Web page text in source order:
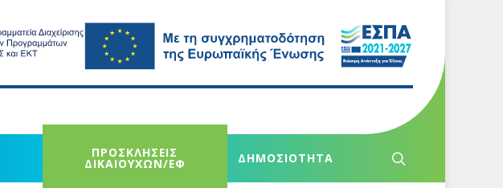
ΠΡΟΣΚΛΗΣΕΙΣ
ΔΙΚΑΙΟΥΧΩΝ/ΕΦ ΔΗΜΟΣΙΟΤΗΤΑ